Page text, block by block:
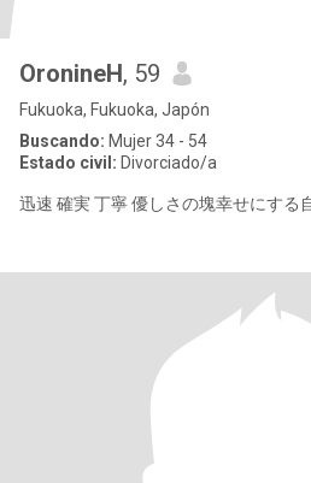
OronineH, 59
Fukuoka, Fukuoka, Japón
Buscando: Mujer 34 - 54
Estado civil: Divorciado/a
迅速 確実 丁寧 優しさの塊幸せにする